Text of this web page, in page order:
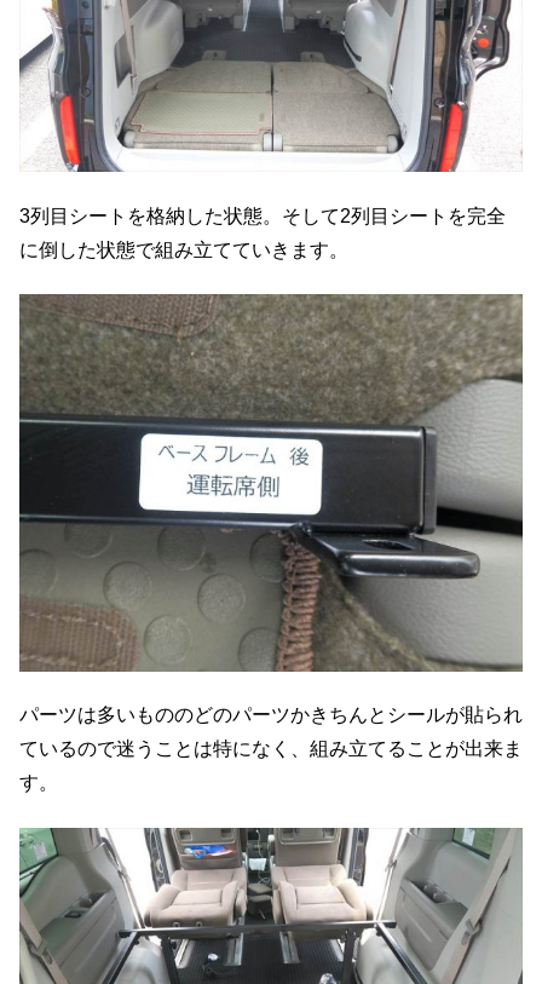
3列目シートを格納した状態。そして2列目シートを完全
に倒した状態で組み立てていきます。
パーツは多いもののどのパーツかきちんとシールが貼られ
ているので迷うことは特になく、組み立てることが出来ま
す。